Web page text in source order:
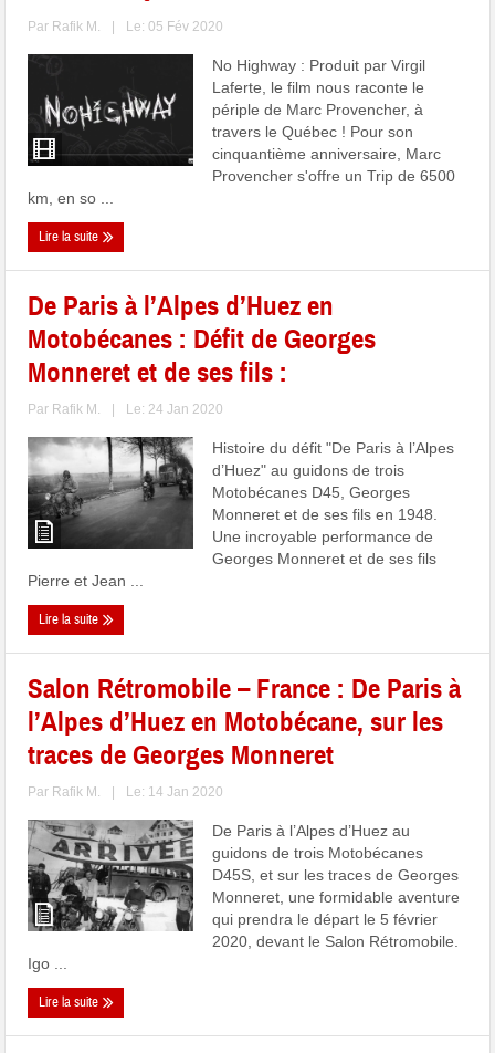
Par Rafik M. Le: 05 Fév 2020
No Highway : Produit par Virgil
Laferte, le film nous raconte le
périple de Marc Provencher, à
travers le Québec ! Pour son
cinquantième anniversaire, Marc
Provencher s'offre un Trip de 6500
km, en so ...
Lire la suite
De Paris à l’Alpes d’Huez en
Motobécanes : Défit de Georges
Monneret et de ses fils :
Par Rafik M. Le: 24 Jan 2020
Histoire du défit "De Paris à l’Alpes
d’Huez" au guidons de trois
Motobécanes D45, Georges
Monneret et de ses fils en 1948.
Une incroyable performance de
Georges Monneret et de ses fils
Pierre et Jean ...
Lire la suite
Salon Rétromobile – France : De Paris à
l’Alpes d’Huez en Motobécane, sur les
traces de Georges Monneret
Par Rafik M. Le: 14 Jan 2020
De Paris à l’Alpes d’Huez au
guidons de trois Motobécanes
D45S, et sur les traces de Georges
Monneret, une formidable aventure
qui prendra le départ le 5 février
2020, devant le Salon Rétromobile.
Igo ...
Lire la suite